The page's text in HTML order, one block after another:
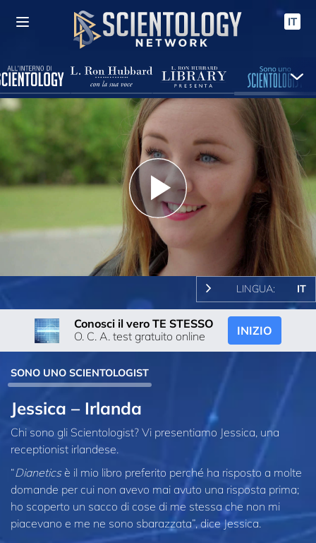
IT
Play
Video
LINGUA: IT
Conosci il vero TE STESSO
O. C. A. test gratuito online
INIZIO
SONO UNO SCIENTOLOGIST
Jessica – Irlanda
Chi sono gli Scientologist? Vi presentiamo Jessica, una
receptionist irlandese.
“Dianeticsè il mio libro preferito perché ha risposto a molte
domande per cui non avevo mai avuto una risposta prima;
ho scoperto un sacco di cose di me stessa che non mi
piacevano e me ne sono sbarazzata”, dice Jessica.